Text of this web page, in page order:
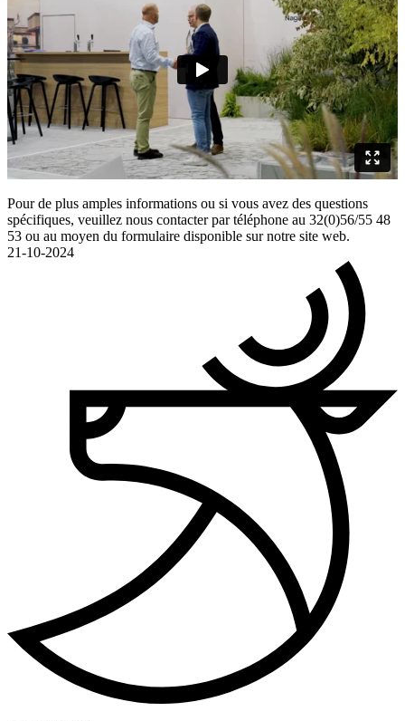
Pour de plus amples informations ou si vous avez des questions
spécifiques, veuillez nous contacter par téléphone au 32(0)56/55 48
53 ou au moyen du formulaire disponible sur notre site web.
21-10-2024